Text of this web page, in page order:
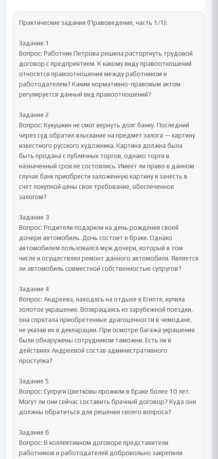
Практические задания (Правоведение, часть 1/1):
Задание 1
Вопрос: Работник Петрова решила расторгнуть трудовой
договор с предприятием. К какому виду правоотношений
относятся правоотношения между работником и
работодателем? Каким нормативно-правовым актом
регулируется данный вид правоотношений?
Задание 2
Вопрос: Кукушкин не смог вернуть долг банку. Последний
через суд обратил взыскание на предмет залога — картину
известного русского художника. Картина должна была
быть продана с публичных торгов, однако торги в
назначенный срок не состоялись. Имеет ли право в данном
случае банк приобрести заложенную картину и зачесть в
счет покупной цены свое требование, обеспеченное
залогом?
Задание 3
Вопрос: Родители подарили на день рождения своей
дочери автомобиль. Дочь состоит в браке. Однако
автомобилем пользовался муж дочери, который в том
числе и осуществлял ремонт данного автомобиля. Является
ли автомобиль совместной собственностью супругов?
Задание 4
Вопрос: Андреева, находясь на отдыхе в Египте, купила
золотое украшение. Возвращаясь из зарубежной поездки,
она спрятала приобретенные драгоценности в чемодане,
не указав их в декларации. При осмотре багажа украшения
были обнаружены сотрудником таможни. Есть ли в
действиях Андреевой состав административного
проступка?
Задание 5
Вопрос: Супруги Цветковы прожили в браке более 10 лет.
Могут ли они сейчас составить брачный договор? Куда они
должны обратиться для решения своего вопроса?
Задание 6
Вопрос: В коллективном договоре представители
работников и работодателей добровольно закрепили